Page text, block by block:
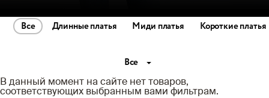
Все Длинные платья Миди платья Короткие платья
Все
В данный момент на сайте нет товаров,
соответствующих выбранным вами фильтрам.